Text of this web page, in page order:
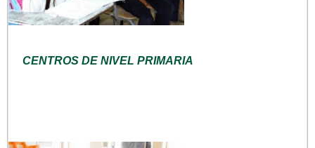
CENTROS DE NIVEL PRIMARIA